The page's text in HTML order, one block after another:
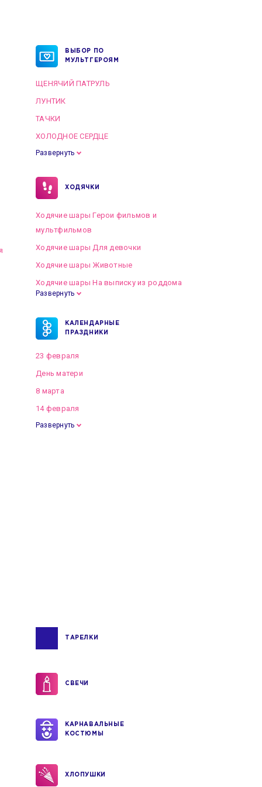
ВЫБОР ПО
МУЛЬТГЕРОЯМ
ЩЕНЯЧИЙ ПАТРУЛЬ
ЛУНТИК
ТАЧКИ
ХОЛОДНОЕ СЕРДЦЕ
Развернуть
ХОДЯЧКИ
Ходячие шары Герои фильмов и
мультфильмов
Ходячие шары Для девочки
Ходячие шары Животные
Ходячие шары На выписку из роддома
Развернуть
КАЛЕНДАРНЫЕ
ПРАЗДНИКИ
23 февраля
День матери
8 марта
14 февраля
Развернуть
ТАРЕЛКИ
СВЕЧИ
КАРНАВАЛЬНЫЕ
КОСТЮМЫ
ХЛОПУШКИ